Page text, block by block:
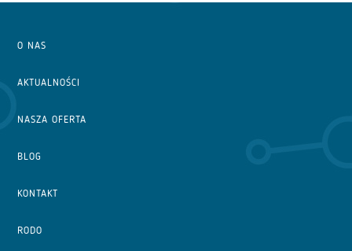
O NAS
AKTUALNOŚCI
NASZA OFERTA
BLOG
KONTAKT
RODO